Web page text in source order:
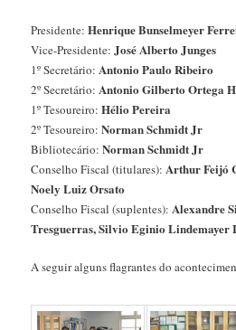
Presidente: Henrique Bunselmeyer
Vice-Presidente:José Alberto Junges
1º Secretário:Antonio Paulo Ribeiro
2º Secretário: Antonio Gilberto Ortega
1º Tesoureiro:Hélio Pereira
2º Tesoureiro:Norman Schmidt Jr
Bibliotecário: Norman Schmidt Jr
Conselho Fiscal (titulares):Arthur Feijó
Noely Luiz Orsato
Conselho Fiscal (suplentes):Alexandre
Tresguerras, Silvio Eginio Lindemayer
A seguir alguns flagrantes do